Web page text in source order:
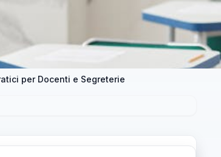
per Docenti e Segreterie